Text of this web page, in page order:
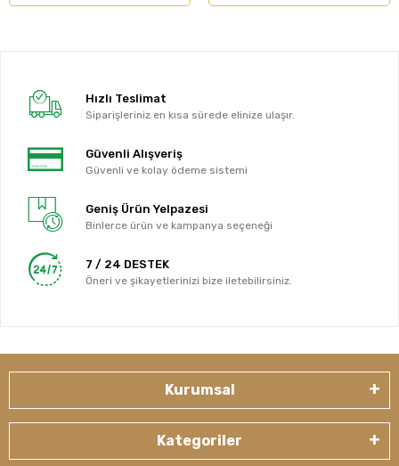
Hızlı Teslimat
Siparişleriniz en kısa sürede elinize ulaşır.
Güvenli Alışveriş
Güvenli ve kolay ödeme sistemi
Geniş Ürün Yelpazesi
Binlerce ürün ve kampanya seçeneği
7 / 24 DESTEK
Öneri ve şikayetlerinizi bize iletebilirsiniz.
Kurumsal
Kategoriler